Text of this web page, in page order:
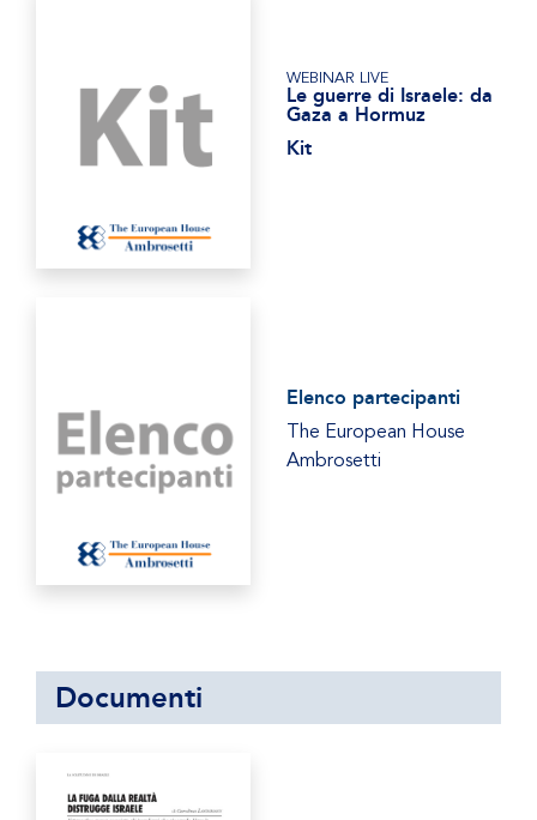
WEBINAR LIVE
Le guerre di Israele: da
Gaza a Hormuz
Kit
Elenco partecipanti
The European House
Ambrosetti
Documenti